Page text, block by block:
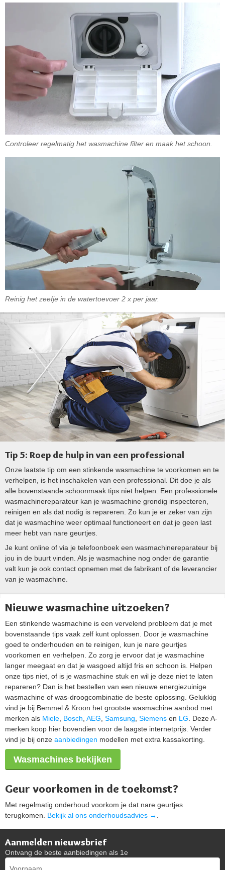
Controleer regelmatig het wasmachine filter en maak het schoon.
Reinig het zeefje in de watertoevoer 2 x per jaar.
Tip 5: Roep de hulp in van een professional
Onze laatste tip om een stinkende wasmachine te voorkomen en te
verhelpen, is het inschakelen van een professional. Dit doe je als
alle bovenstaande schoonmaak tips niet helpen. Een professionele
wasmachinereparateur kan je wasmachine grondig inspecteren,
reinigen en als dat nodig is repareren. Zo kun je er zeker van zijn
dat je wasmachine weer optimaal functioneert en dat je geen last
meer hebt van nare geurtjes.
Je kunt online of via je telefoonboek een wasmachinereparateur bij
jou in de buurt vinden. Als je wasmachine nog onder de garantie
valt kun je ook contact opnemen met de fabrikant of de leverancier
van je wasmachine.
Nieuwe wasmachine uitzoeken?
Een stinkende wasmachine is een vervelend probleem dat je met
bovenstaande tips vaak zelf kunt oplossen. Door je wasmachine
goed te onderhouden en te reinigen, kun je nare geurtjes
voorkomen en verhelpen. Zo zorg je ervoor dat je wasmachine
langer meegaat en dat je wasgoed altijd fris en schoon is. Helpen
onze tips niet, of is je wasmachine stuk en wil je deze niet te laten
repareren? Dan is het bestellen van een nieuwe energiezuinige
wasmachine of was-droogcombinatie de beste oplossing. Gelukkig
vind je bij Bemmel & Kroon het grootste wasmachine aanbod met
merken als Miele, Bosch, AEG, Samsung, Siemens en LG. Deze A-
merken koop hier bovendien voor de laagste internetprijs. Verder
vind je bij onze aanbiedingen modellen met extra kassakorting.
Wasmachines bekijken
Geur voorkomen in de toekomst?
Met regelmatig onderhoud voorkom je dat nare geurtjes
terugkomen. Bekijk al ons onderhoudsadvies → .
Aanmelden nieuwsbrief
Ontvang de beste aanbiedingen als 1e